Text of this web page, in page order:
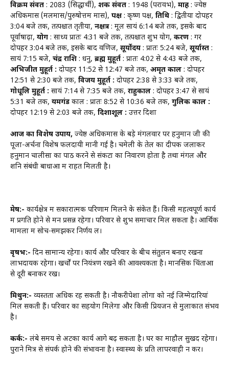
विक्रम संवत : 2083 (सिद्धार्थी), शक संवत : 1948 (परावभ), माह : ज्येष्ठ
अधिकमास (मलमास/पुरुषोत्तम मास), पक्ष: कृष्ण पक्ष, तिथि : द्वितीया दोपहर
3:04 बजे तक, तत्पश्चात तृतीया, नक्षत्र: मूल सायं 6:14 बजे तक, इसके बाद
पूर्वाषाढ़ा, योग : साध्य प्रातः 4:31 बजे तक, तत्पश्चात शुभ योग, करण : गर
दोपहर 3:04 बजे तक, इसके बाद वणिज, सूर्योदय : प्रातः 5:24 बजे, सूर्यास्त :
सायं 7:15 बजे, चंद्र राशि : धनु, ब्रह्म मुहूर्त : प्रातः 4:02 से 4:43 बजे तक,
अभिजीत मुहूर्त : दोपहर 11:52 से 12:47 बजे तक, अमृत काल : दोपहर
12:51 से 2:30 बजे तक, विजय मुहूर्त : दोपहर 2:38 से 3:33 बजे तक,
गोधूलि मुहूर्त : सायं 7:14 से 7:35 बजे तक, राहुकाल : दोपहर 3:47 से सायं
5:31 बजे तक, यमगंड काल : प्रातः 8:52 से 10:36 बजे तक, गुलिक काल :
दोपहर 12:19 से 2:03 बजे तक, दिशाशूल : उत्तर दिशा
आज का विशेष उपाय, ज्येष्ठ अधिकमास के बड़े मंगलवार पर हनुमान जी की
पूजा-अर्चना विशेष फलदायी मानी गई है। चमेली के तेल का दीपक जलाकर
हनुमान चालीसा का पाठ करने से संकटों का निवारण होता है तथा मंगल और
शनि संबंधी बाधाओं में राहत मिलती है।
मेष:- कार्यक्षेत्र में सकारात्मक परिणाम मिलने के संकेत हैं। किसी महत्वपूर्ण कार्य
में प्रगति होने से मन प्रसन्न रहेगा। परिवार से शुभ समाचार मिल सकता है। आर्थिक
मामलों में सोच-समझकर निर्णय लें।
वृषभ:- दिन सामान्य रहेगा। कार्य और परिवार के बीच संतुलन बनाए रखना
लाभदायक रहेगा। खर्चों पर नियंत्रण रखने की आवश्यकता है। मानसिक चिंताओं
से दूरी बनाकर रखें।
मिथुन:- व्यस्तता अधिक रह सकती है। नौकरीपेशा लोगों को नई जिम्मेदारियां
मिल सकती हैं। परिवार का सहयोग मिलेगा और किसी प्रियजन से मुलाकात संभव
है।
कर्क:- लंबे समय से अटका कार्य आगे बढ़ सकता है। घर का माहौल सुखद रहेगा।
पुराने मित्र से संपर्क होने की संभावना है। स्वास्थ्य के प्रति लापरवाही न करें।